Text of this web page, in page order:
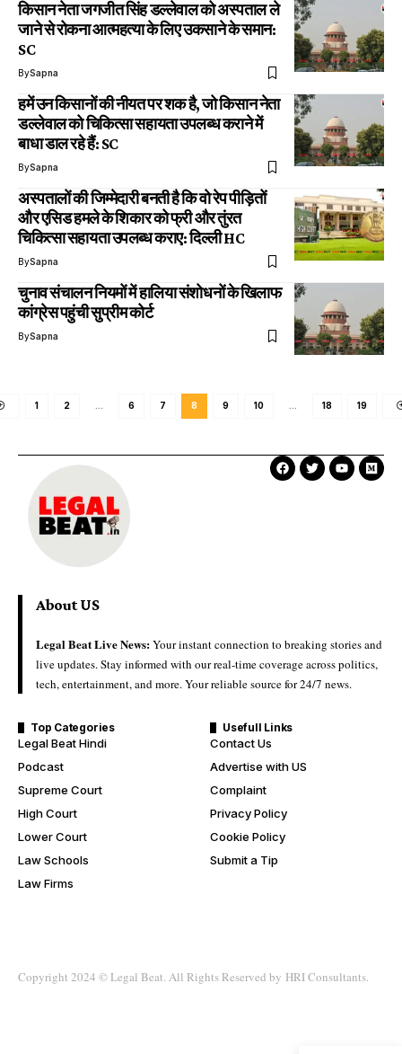
किसान नेता जगजीत सिंह डल्लेवाल को अस्पताल ले
जाने से रोकना आत्महत्या के लिए उकसाने के समान:
SC
BySapna
हमें उन किसानों की नीयत पर शक है, जो किसान नेता
डल्लेवाल को चिकित्सा सहायता उपलब्ध कराने में
बाधा डाल रहे हैं: SC
BySapna
अस्पतालों की जिम्मेदारी बनती है कि वो रेप पीड़ितों
और एसिड हमले के शिकार को फ्री और तुंरत
चिकित्सा सहायता उपलब्ध कराए: दिल्ली HC
BySapna
चुनाव संचालन नियमों में हालिया संशोधनों के खिलाफ
कांग्रेस पहुंची सुप्रीम कोर्ट
BySapna
1 2 6 7 8 9 10 18 19
About US
Legal Beat Live News:Your instant connection to breaking stories and
live updates. Stay informed with our real-time coverage across politics,
tech, entertainment, and more. Your reliable source for 24/7 news.
Top Categories
Legal Beat Hindi
Podcast
Supreme Court
High Court
Lower Court
Law Schools
Law Firms
Usefull Links
Contact Us
Advertise with US
Complaint
Privacy Policy
Cookie Policy
Submit a Tip
Copyright 2024 ©Legal Beat. All Rights Reserved by HRI Consultants.